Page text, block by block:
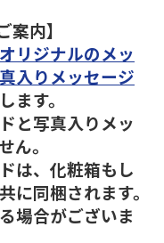
案内】
オリジナルのメッ
入りメッセージ
ます。
と写真入りメッ
ん。
は、化粧箱もし
に同梱されます。
場合がございま